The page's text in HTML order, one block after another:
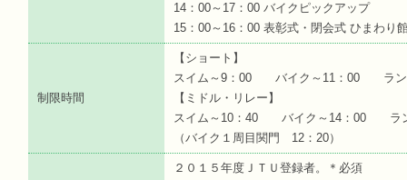
14：00～17：00 バイクピックアップ
15：00～16：00 表彰式・閉会式 ひまわり
制限時間
【ショート】
スイム～9：00 バイク～11：00 ラン
【ミドル・リレー】
スイム～10：40 バイク～14：00 ラ
（バイク１周目関門 12：20）
２０１５年度ＪＴＵ登録者。＊必須